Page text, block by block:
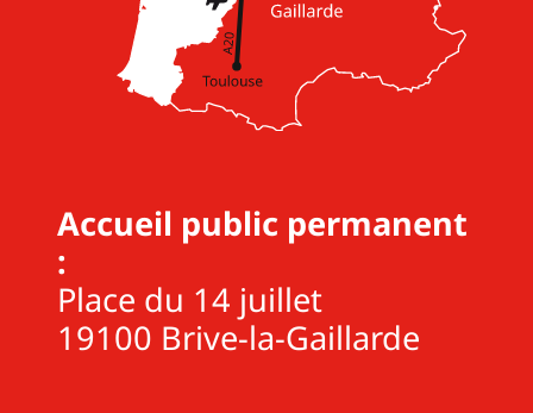
Accueil public permanent
:
Place du 14 juillet
19100 Brive-la-Gaillarde